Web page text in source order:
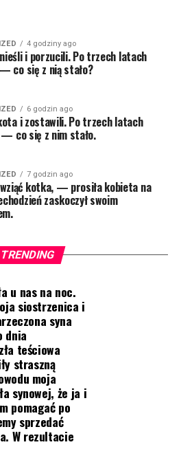
4 godziny ago
i porzucili. Po trzech latach
co się z nią stało?
6 godzin ago
i zostawili. Po trzech latach
co się z nim stało.
7 godzin ago
kotka, — prosiła kobieta na
zaskoczył swoim
TRENDING
u nas na noc.
siostrzenica i
syna
dnia
teściowa
straszną
moja
synowej, że ja i
pomagać po
sprzedać
W rezultacie